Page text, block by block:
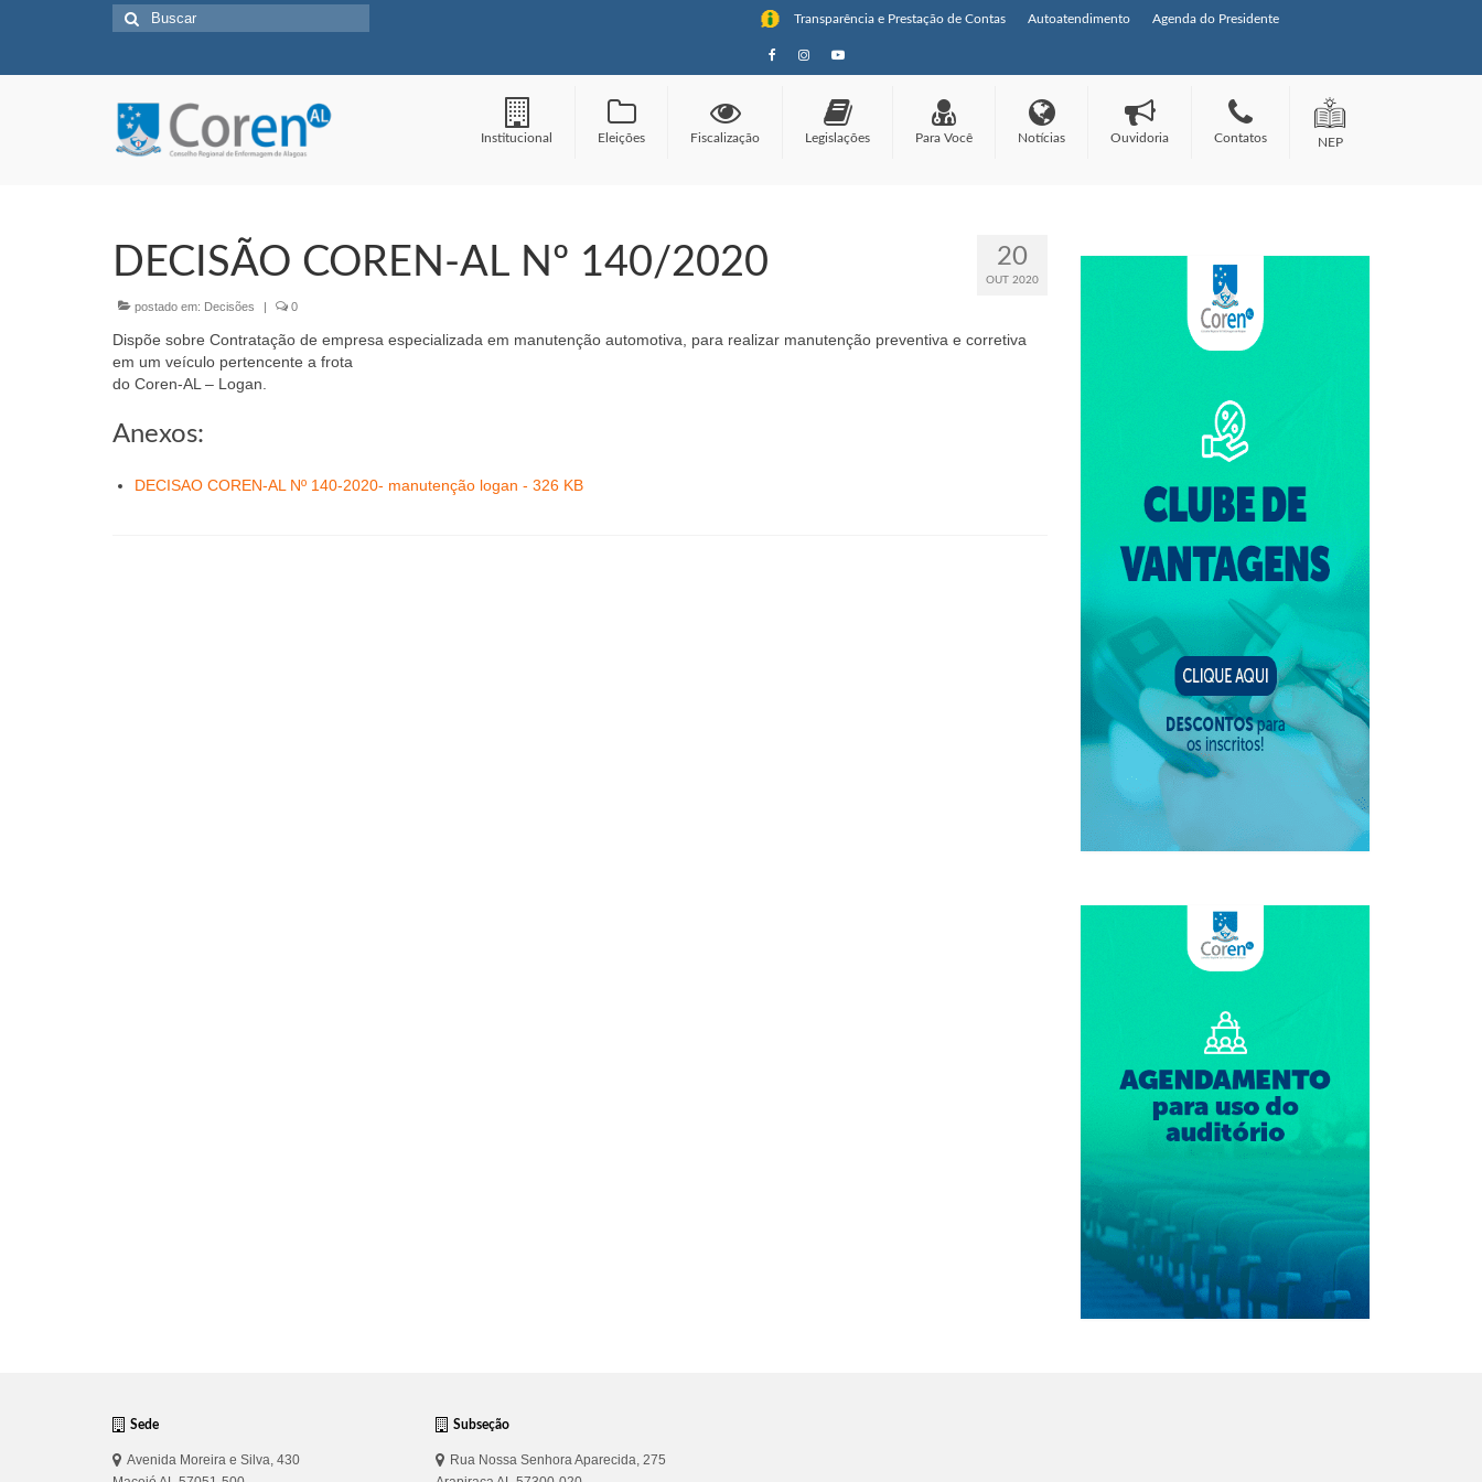
Transparência e Prestação de Contas Autoatendimento Agenda do Presidente
Buscar
por:
Institucional Eleições Fiscalização Legislações Para Você Notícias Ouvidoria Contatos NEP
20
OUT 2020
DECISÃO COREN-AL Nº 140/2020
postado em: Decisões | 0
Dispõe sobre Contratação de empresa especializada em manutenção automotiva, para realizar manutenção preventiva e corretiva
em um veículo pertencente a frota
do Coren-AL – Logan.
Anexos:
DECISAO COREN-AL Nº 140-2020- manutenção logan - 326 KB
Sede
Avenida Moreira e Silva, 430
Subseção
Rua Nossa Senhora Aparecida, 275